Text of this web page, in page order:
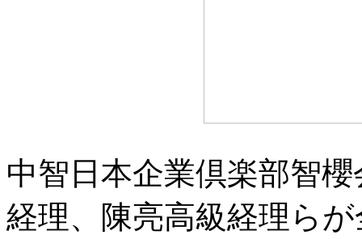
中智日本企業倶楽部智
経理、陳亮高級経理ら